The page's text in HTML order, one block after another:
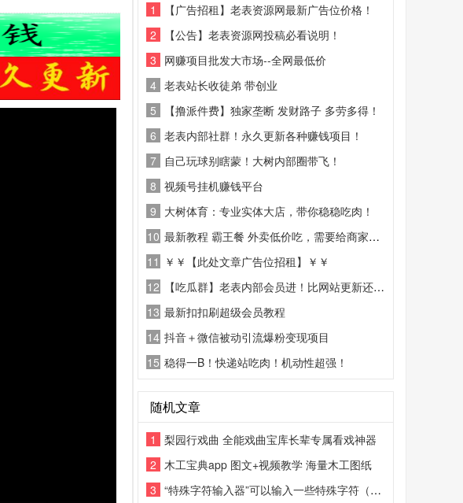
1
【广告招租】老表资源网最新广告位价格！
2
【公告】老表资源网投稿必看说明！
3 网赚项目批发大市场--全网最低价
4 老表站长收徒弟 带创业
5
【撸派件费】独家垄断 发财路子 多劳多得！
6 老表内部社群！永久更新各种赚钱项目！
7 自己玩球别瞎蒙！大树内部圈带飞！
8 视频号挂机赚钱平台
9 大树体育：专业实体大店，带你稳稳吃肉！
10 最新教程 霸王餐 外卖低价吃，需要给商家好评
11 ￥￥【此处文章广告位招租】￥￥
12
【吃瓜群】老表内部会员进！比网站更新还精彩！
13 最新扣扣刷超级会员教程
14 抖音＋微信被动引流爆粉变现项目
15 稳得一B！快递站吃肉！机动性超强！
随机文章
1
梨园行戏曲 全能戏曲宝库长辈专属看戏神器
2 木工宝典app 图文+视频教学 海量木工图纸
3 “特殊字符输入器”可以输入一些特殊字符（如：★◎℃等等）